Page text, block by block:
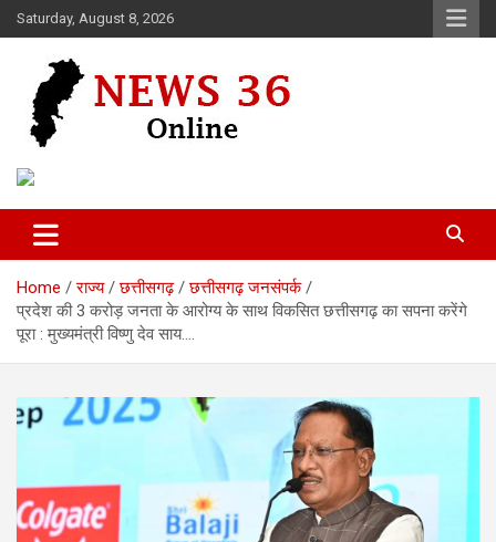
Skip
to
Saturday, August 8, 2026
News 36
Home राज्य छत्तीसगढ़
छत्तीसगढ़ जनसंपर्क
प्रदेश की 3 करोड़ जनता के आरोग्य के साथ विकसित छत्तीसगढ़ का सपना करेंगे
पूरा : मुख्यमंत्री विष्णु देव साय….